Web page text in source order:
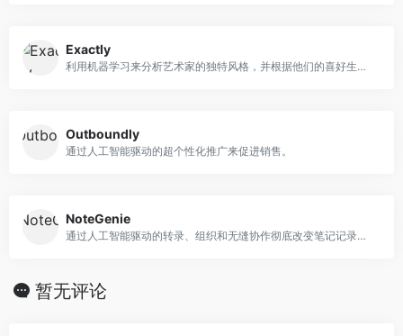
Exactly
利用机器学习来分析艺术家的独特风格，并根据他们的喜好生成鼓舞人心的图像，从而简化创作过程。
Outboundly
通过人工智能驱动的超个性化推广来促进销售。
NoteGenie
通过人工智能驱动的转录、组织和无缝协作彻底改变笔记记录方式。
暂无评论